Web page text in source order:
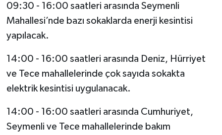
09:30 - 16:00 saatleri arasında Seymenli
Mahallesi’nde bazı sokaklarda enerji kesintisi
yapılacak.
14:00 - 16:00 saatleri arasında Deniz, Hürriyet
ve Tece mahallelerinde çok sayıda sokakta
elektrik kesintisi uygulanacak.
14:00 - 16:00 saatleri arasında Cumhuriyet,
Seymenli ve Tece mahallelerinde bakım